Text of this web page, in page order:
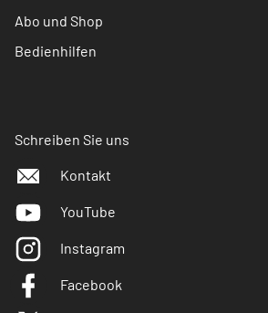
Abo und Shop
Bedienhilfen
Schreiben Sie uns
Kontakt
YouTube
Instagram
Facebook